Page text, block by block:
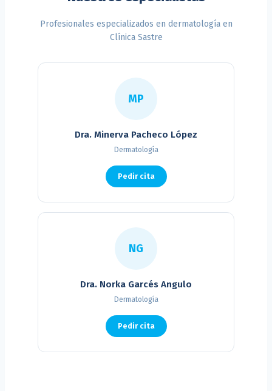
Profesionales especializados en dermatología en
Clínica Sastre
MP
Dra. Minerva Pacheco López
Dermatología
Pedir cita
NG
Dra. Norka Garcés Angulo
Dermatología
Pedir cita